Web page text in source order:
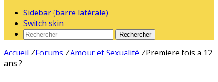
Sidebar (barre latérale)
Switch skin
Rechercher
Accueil / Forums /Amour et Sexualité / Premiere fois a 12
ans ?